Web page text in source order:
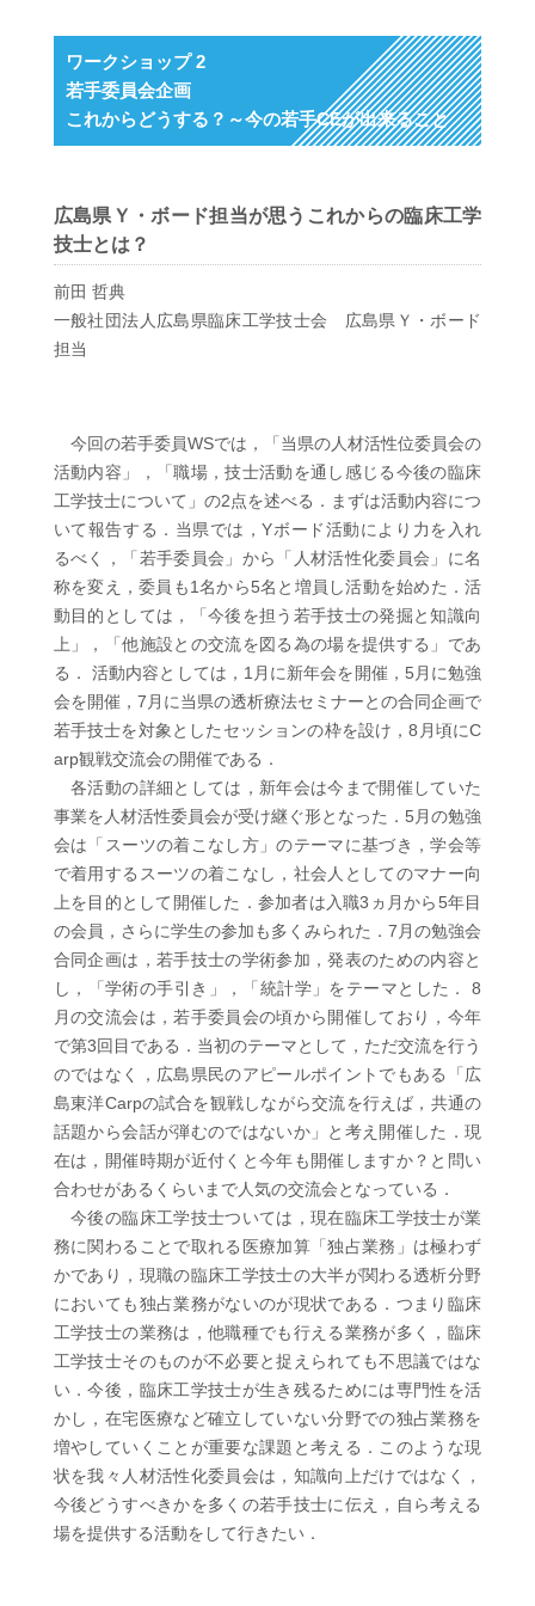
ワークショップ 2
若手委員会企画
これからどうする？～今の若手CEが出来ること
広島県Ｙ・ボード担当が思うこれからの臨床工学
技士とは？
前田 哲典
一般社団法人広島県臨床工学技士会 広島県Ｙ・ボード
担当
今回の若手委員WSでは，「当県の人材活性位委員会の
活動内容」，「職場，技士活動を通し感じる今後の臨床
工学技士について」の2点を述べる．まずは活動内容につ
いて報告する．当県では，Yボード活動により力を入れ
るべく，「若手委員会」から「人材活性化委員会」に名
称を変え，委員も1名から5名と増員し活動を始めた．活
動目的としては，「今後を担う若手技士の発掘と知識向
上」，「他施設との交流を図る為の場を提供する」であ
る． 活動内容としては，1月に新年会を開催，5月に勉強
会を開催，7月に当県の透析療法セミナーとの合同企画で
若手技士を対象としたセッションの枠を設け，8月頃にC
arp観戦交流会の開催である．
各活動の詳細としては，新年会は今まで開催していた
事業を人材活性委員会が受け継ぐ形となった．5月の勉強
会は「スーツの着こなし方」のテーマに基づき，学会等
で着用するスーツの着こなし，社会人としてのマナー向
上を目的として開催した．参加者は入職3ヵ月から5年目
の会員，さらに学生の参加も多くみられた．7月の勉強会
合同企画は，若手技士の学術参加，発表のための内容と
し，「学術の手引き」，「統計学」をテーマとした． 8
月の交流会は，若手委員会の頃から開催しており，今年
で第3回目である．当初のテーマとして，ただ交流を行う
のではなく，広島県民のアピールポイントでもある「広
島東洋Carpの試合を観戦しながら交流を行えば，共通の
話題から会話が弾むのではないか」と考え開催した．現
在は，開催時期が近付くと今年も開催しますか？と問い
合わせがあるくらいまで人気の交流会となっている．
今後の臨床工学技士ついては，現在臨床工学技士が業
務に関わることで取れる医療加算「独占業務」は極わず
かであり，現職の臨床工学技士の大半が関わる透析分野
においても独占業務がないのが現状である．つまり臨床
工学技士の業務は，他職種でも行える業務が多く，臨床
工学技士そのものが不必要と捉えられても不思議ではな
い．今後，臨床工学技士が生き残るためには専門性を活
かし，在宅医療など確立していない分野での独占業務を
増やしていくことが重要な課題と考える．このような現
状を我々人材活性化委員会は，知識向上だけではなく，
今後どうすべきかを多くの若手技士に伝え，自ら考える
場を提供する活動をして行きたい．